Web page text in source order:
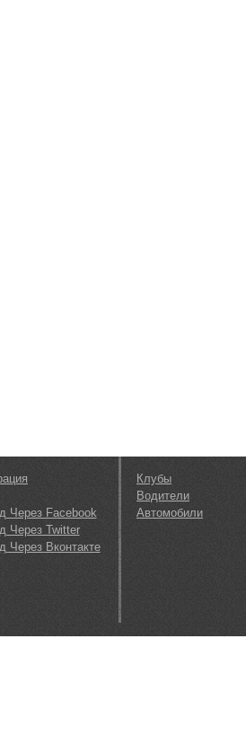
Через Facebook
Через Twitter
Через Вконтакте
Клубы
Водители
Автомобили